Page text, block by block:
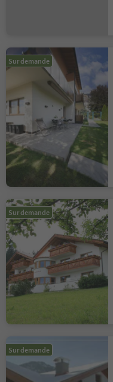
Sur demande
Sur demande
Sur demande